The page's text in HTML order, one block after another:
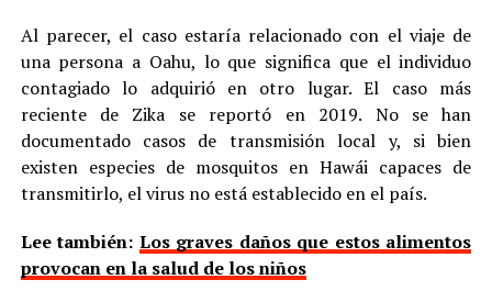
Al parecer, el caso estaría relacionado con el viaje de
una persona a Oahu, lo que significa que el individuo
contagiado lo adquirió en otro lugar. El caso más
reciente de Zika se reportó en 2019. No se han
documentado casos de transmisión local y, si bien
existen especies de mosquitos en Hawái capaces de
transmitirlo, el virus no está establecido en el país.
Lee también: Los graves daños que estos alimentos
provocan en la salud de los niños